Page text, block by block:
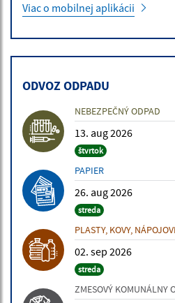
Viac o mobilnej aplikácii
ODVOZ ODPADU
NEBEZPEČNÝ ODPAD
13. aug 2026
štvrtok
PAPIER
26. aug 2026
streda
PLASTY, KOVY,
02. sep 2026
streda
ZMESOVÝ KOMUNÁLNY